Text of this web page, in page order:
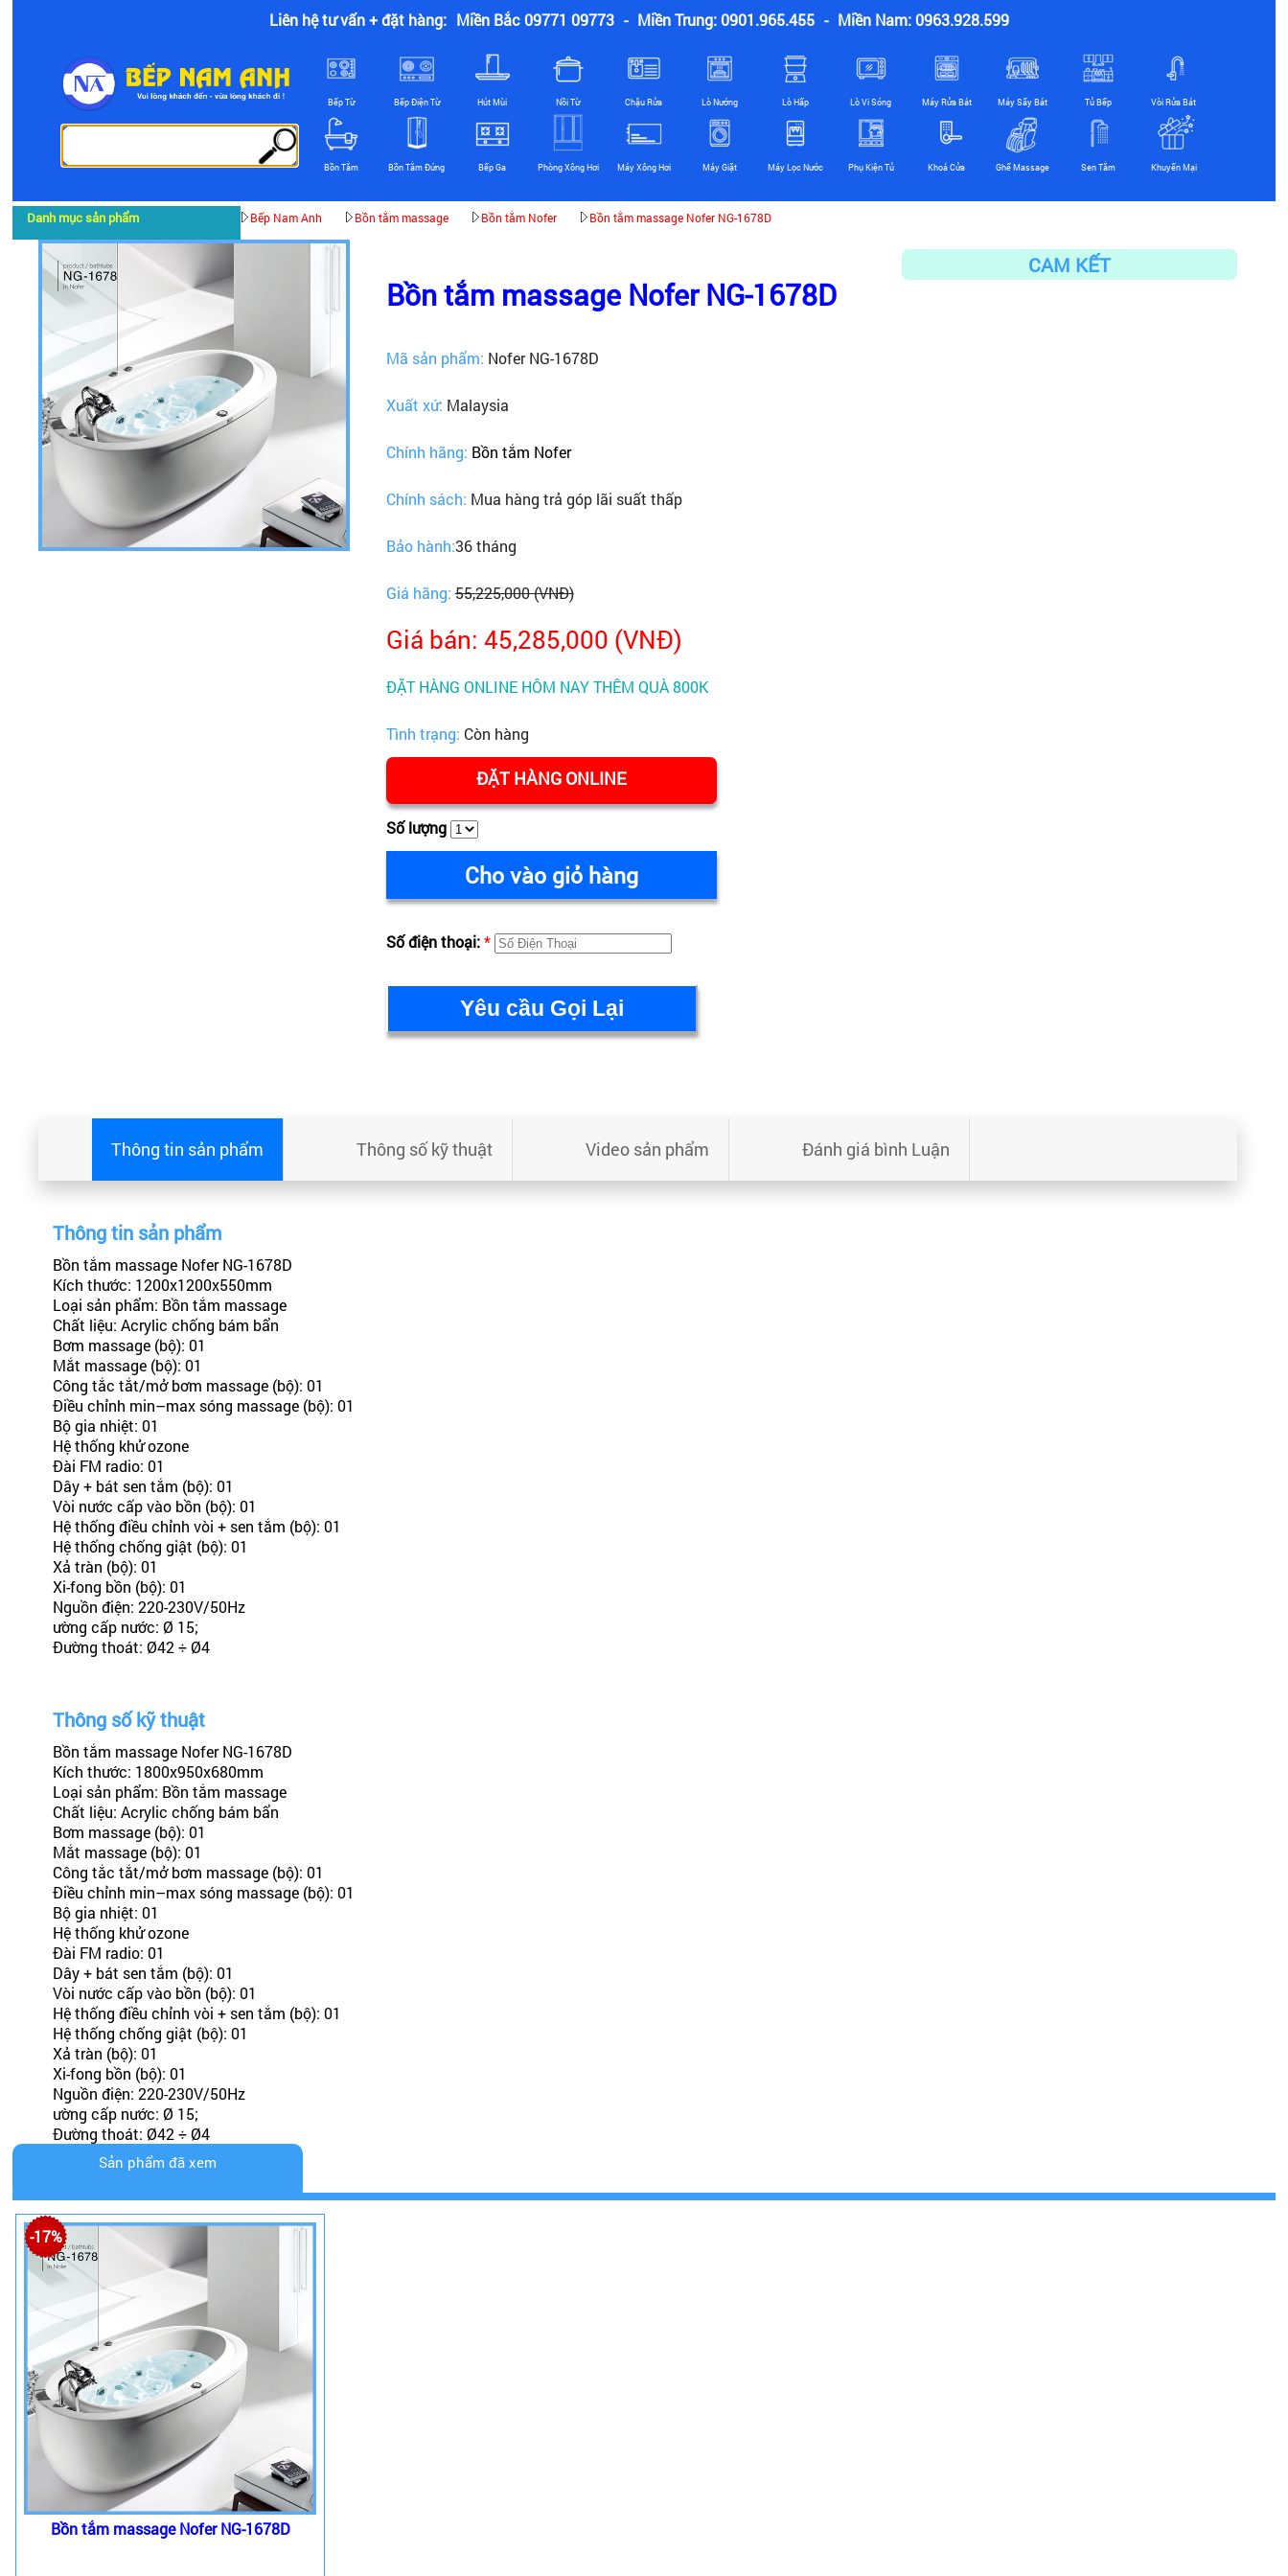
Liên hệ tư vấn + đặt hàng: Miền Bắc 09771 09773 - Miền Trung: 0901.965.455 - Miền Nam: 0963.928.599
Bếp Từ Bếp Điện Từ Hút Mùi Nồi Từ Chậu Rửa Lò Nướng Lò Hấp Lò Vi Sóng Máy Rửa Bát Máy Sấy Bát Tủ Bếp Vòi Rửa Bát
Bồn Tắm Bồn Tắm Đứng Bếp Ga Phòng Xông Hơi Máy Xông Hơi Máy Giặt Máy Lọc Nước Phụ Kiện Tủ Khoá Cửa Ghế Massage Sen Tắm Khuyến Mại
Danh mục sản phẩm Bếp Nam Anh Bồn tắm massage Bồn tắm Nofer Bồn tắm massage Nofer NG-1678D
Bồn tắm massage Nofer NG-1678D
Mã sản phẩm: Nofer NG-1678D
Xuất xứ: Malaysia
Chính hãng: Bồn tắm Nofer
Chính sách: Mua hàng trả góp lãi suất thấp
Bảo hành:36 tháng
Giá hãng:55,225,000 (VNĐ)
Giá bán: 45,285,000 (VNĐ)
ĐẶT HÀNG ONLINE HÔM NAY THÊM QUÀ 800K
Tình trạng: Còn hàng
ĐẶT HÀNG ONLINE
Số lượng
Cho vào giỏ hàng
Số điện thoại:*
CAM KẾT
Thông tin sản phẩm Thông số kỹ thuật Video sản phẩm Đánh giá bình Luận
Thông tin sản phẩm
Bồn tắm massage Nofer NG-1678D
Kích thước: 1200x1200x550mm
Loại sản phẩm: Bồn tắm massage
Chất liệu: Acrylic chống bám bẩn
Bơm massage (bộ): 01
Mắt massage (bộ): 01
Công tắc tắt/mở bơm massage (bộ): 01
Điều chỉnh min–max sóng massage (bộ): 01
Bộ gia nhiệt: 01
Hệ thống khử ozone
Đài FM radio: 01
Dây + bát sen tắm (bộ): 01
Vòi nước cấp vào bồn (bộ): 01
Hệ thống điều chỉnh vòi + sen tắm (bộ): 01
Hệ thống chống giật (bộ): 01
Xả tràn (bộ): 01
Xi-fong bồn (bộ): 01
Nguồn điện: 220-230V/50Hz
ường cấp nước: Ø 15;
Đường thoát: Ø42 ÷ Ø4
Thông số kỹ thuật
Bồn tắm massage Nofer NG-1678D
Kích thước: 1800x950x680mm
Loại sản phẩm: Bồn tắm massage
Chất liệu: Acrylic chống bám bẩn
Bơm massage (bộ): 01
Mắt massage (bộ): 01
Công tắc tắt/mở bơm massage (bộ): 01
Điều chỉnh min–max sóng massage (bộ): 01
Bộ gia nhiệt: 01
Hệ thống khử ozone
Đài FM radio: 01
Dây + bát sen tắm (bộ): 01
Vòi nước cấp vào bồn (bộ): 01
Hệ thống điều chỉnh vòi + sen tắm (bộ): 01
Hệ thống chống giật (bộ): 01
Xả tràn (bộ): 01
Xi-fong bồn (bộ): 01
Nguồn điện: 220-230V/50Hz
ường cấp nước: Ø 15;
Đường thoát: Ø42 ÷ Ø4
Sản phẩm đã xem
-17%
Bồn tắm massage Nofer NG-1678D